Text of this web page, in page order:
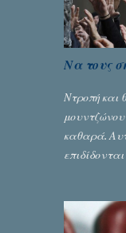
Να τους
Ντροπή και
καθαρά.
Σταύρος